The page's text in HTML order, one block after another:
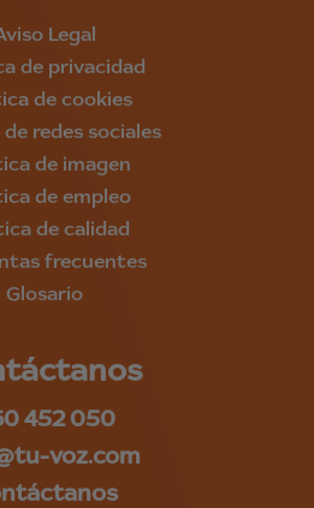
Legal
de privacidad
de cookies
redes sociales
de imagen
de empleo
de calidad
frecuentes
Glosario
452 050
voz.com